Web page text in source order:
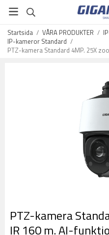
Startsida / VÅRA PRODUKTER /
IP-kameror Standard /
PTZ-kamera Standard 4MP. 25X
PTZ-kamera
IR 160 m. AI-